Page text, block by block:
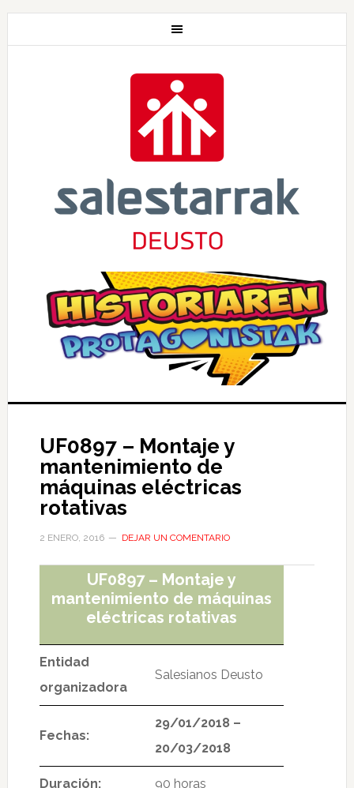
UF0897 – Montaje y
mantenimiento de
máquinas eléctricas
rotativas
2 ENERO, 2016 DEJAR UN COMENTARIO
UF0897 – Montaje y
mantenimiento de máquinas
eléctricas rotativas
Entidad
organizadora
Salesianos Deusto
Fechas:
29/01/2018 –
20/03/2018
Duración: 90 horas